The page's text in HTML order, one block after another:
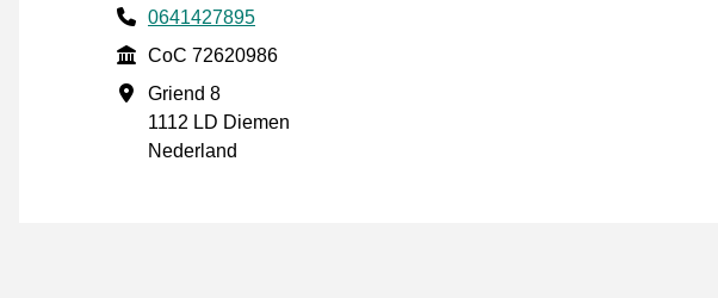
Phone number
0641427895
CoC
CoC 72620986
Forretningsadresse
Griend 8
1112 LD Diemen
Nederland